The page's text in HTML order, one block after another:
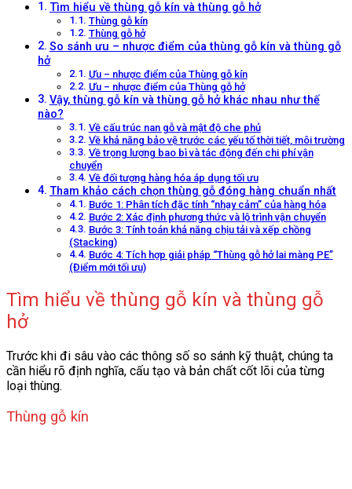
Tìm hiểu về thùng gỗ kín và thùng gỗ hở
Thùng gỗ kín
Thùng gỗ hở
So sánh ưu – nhược điểm của thùng gỗ kín và thùng gỗ
hở
Ưu – nhược điểm của Thùng gỗ kín
Ưu – nhược điểm của Thùng gỗ hở
Vậy, thùng gỗ kín và thùng gỗ hở khác nhau như thế
nào?
Về cấu trúc nan gỗ và mật độ che phủ
Về khả năng bảo vệ trước các yếu tố thời tiết, môi trường
Về trọng lượng bao bì và tác động đến chi phí vận
chuyển
Về đối tượng hàng hóa áp dụng tối ưu
Tham khảo cách chọn thùng gỗ đóng hàng chuẩn nhất
Bước 1: Phân tích đặc tính “nhạy cảm” của hàng hóa
Bước 2: Xác định phương thức và lộ trình vận chuyển
Bước 3: Tính toán khả năng chịu tải và xếp chồng
(Stacking)
Bước 4: Tích hợp giải pháp “Thùng gỗ hở lai màng PE”
(Điểm mới tối ưu)
Tìm hiểu về thùng gỗ kín và thùng gỗ
hở
Trước khi đi sâu vào các thông số so sánh kỹ thuật, chúng ta
cần hiểu rõ định nghĩa, cấu tạo và bản chất cốt lõi của từng
loại thùng.
Thùng gỗ kín